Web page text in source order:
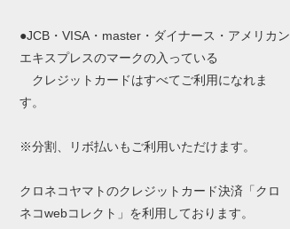
●JCB・VISA・master・ダイナース・アメリカン
エキスプレスのマークの入っている
クレジットカードはすべてご利用になれま
す。
※分割、リボ払いもご利用いただけます。
クロネコヤマトのクレジットカード決済「クロ
ネコwebコレクト」を利用しております。